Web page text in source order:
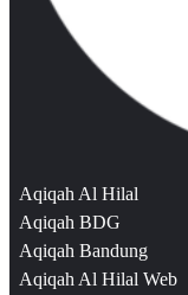
Aqiqah Al Hilal
Aqiqah BDG
Aqiqah Bandung
Aqiqah Al Hilal Web